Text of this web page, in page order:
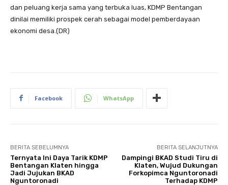
dan peluang kerja sama yang terbuka luas, KDMP Bentangan
dinilai memiliki prospek cerah sebagai model pemberdayaan
ekonomi desa.(DR)
Facebook WhatsApp
BERITA SEBELUMNYA
Ternyata Ini Daya Tarik KDMP
Bentangan Klaten hingga
Jadi Jujukan BKAD
Nguntoronadi
BERITA SELANJUTNYA
Dampingi BKAD Studi Tiru di
Klaten, Wujud Dukungan
Forkopimca Nguntoronadi
Terhadap KDMP